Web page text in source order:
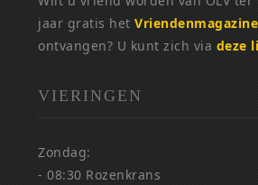
jaar gratis hetVriendenmagazine
ontvangen? U kunt zich via deze
VIERINGEN
Zondag:
- 08:30 Rozenkrans